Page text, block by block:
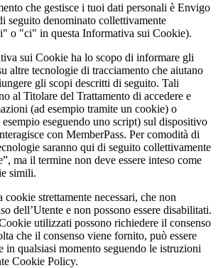
che gestisce i tuoi dati personali è Envigo
seguito denominato collettivamente
o "ci" in questa Informativa sui Cookie).
sui Cookie ha lo scopo di informare gli
altre tecnologie di tracciamento che aiutano
gli scopi descritti di seguito. Tali
al Titolare del Trattamento di accedere e
(ad esempio tramite un cookie) o
eseguendo uno script) sul dispositivo
con MemberPass. Per comodità di
saranno qui di seguito collettivamente
ma il termine non deve essere inteso come
simili.
cookie strettamente necessari, che non
dell’Utente e non possono essere disabilitati.
utilizzati possono richiedere il consenso
che il consenso viene fornito, può essere
in qualsiasi momento seguendo le istruzioni
Cookie Policy.